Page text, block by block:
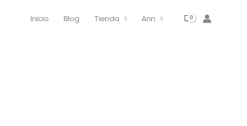
Inicio Blog Tienda Ann
Personas